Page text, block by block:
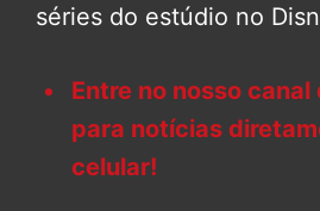
séries do estúdio no
Entre no nosso
para notícias
celular!